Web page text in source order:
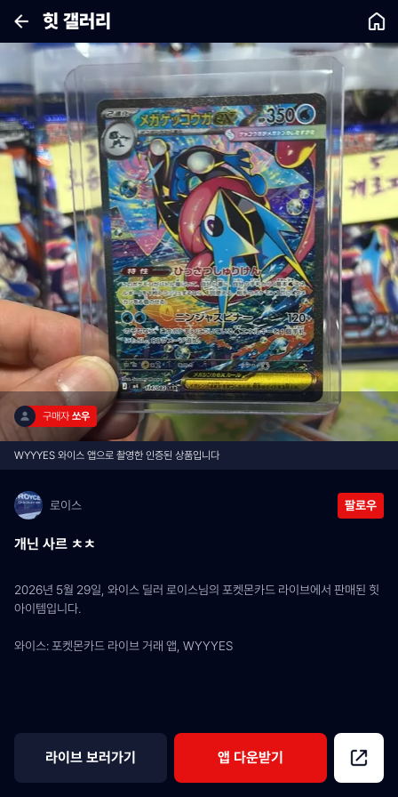
힛 갤러리
구매자 쏘우
WYYYES 와이스 앱으로 촬영한 인증된 상품입니다
로이스 팔로우
개닌 사르 ㅊㅊ
2026년 5월 29일, 와이스 딜러 로이스님의 포켓몬카드 라이브에서 판매된 힛
아이템입니다.
와이스: 포켓몬카드 라이브 거래 앱, WYYYES
라이브 보러가기 앱 다운받기